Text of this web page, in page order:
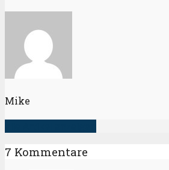
Mike
7 Kommentare